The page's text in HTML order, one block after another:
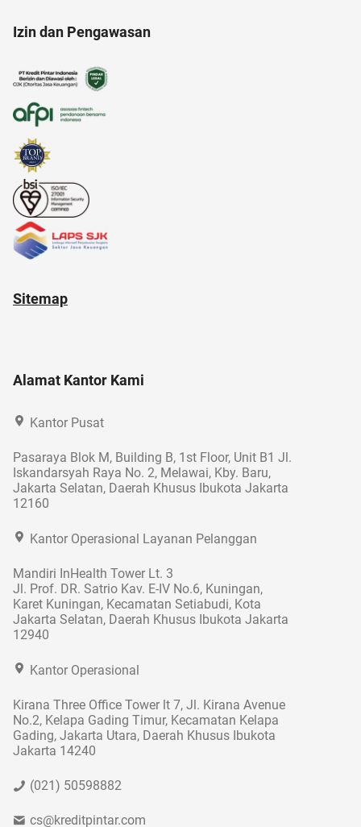
american music awards 2021
adapundi
Izin dan Pengawasan
Sitemap
Alamat Kantor Kami
Kantor Pusat
Pasaraya Blok M, Building B, 1st Floor, Unit B1 Jl.
Iskandarsyah Raya No. 2, Melawai, Kby. Baru,
Jakarta Selatan, Daerah Khusus Ibukota Jakarta
12160
Kantor Operasional Layanan Pelanggan
Mandiri InHealth Tower Lt. 3
Jl. Prof. DR. Satrio Kav. E-IV No.6, Kuningan,
Karet Kuningan, Kecamatan Setiabudi, Kota
Jakarta Selatan, Daerah Khusus Ibukota Jakarta
12940
Kantor Operasional
Kirana Three Office Tower lt 7, Jl. Kirana Avenue
No.2, Kelapa Gading Timur, Kecamatan Kelapa
Gading, Jakarta Utara, Daerah Khusus Ibukota
Jakarta 14240
(021) 50598882
cs@kreditpintar.com